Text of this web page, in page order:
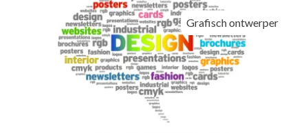
Grafisch ontwerper